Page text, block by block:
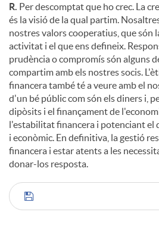
R. Per descomptat que ho crec. La
és la visió de la qual partim.
nostres valors cooperatius, que són
activitat i el que ens defineix.
prudència o compromís són alguns
compartim amb els nostres socis.
financera també té a veure amb el
d'un bé públic com són els diners i,
dipòsits i el finançament de
l'estabilitat financera i potenciant el
i econòmic. En definitiva, la gestió
financera i estar atents a les
donar-los resposta.
C